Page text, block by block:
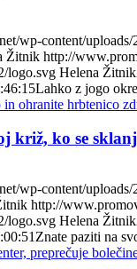
wp-content/
Žitnik http://
logo.svg Helena Žitnik
Lahko z jogo
križ, ko se
wp-content/
http://
logo.svg Helena Žitnik
Znate paziti na